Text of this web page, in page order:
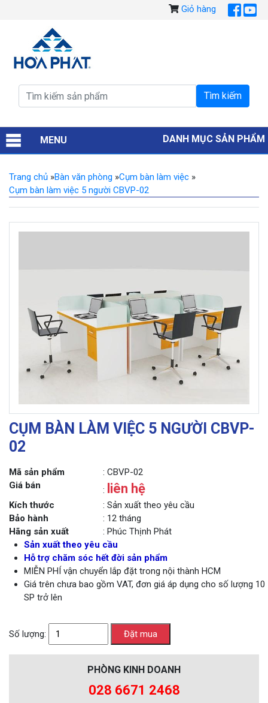
Giỏ hàng
MENU DANH MỤC SẢN PHẨM
Trang chủ »Bàn văn phòng »Cụm bàn làm việc »
Cụm bàn làm việc 5 người CBVP-02
CỤM BÀN LÀM VIỆC 5 NGƯỜI CBVP-
02
Mã sản phẩm
: CBVP-02
Giá bán
: liên hệ
Kích thước
: Sản xuất theo yêu cầu
Bảo hành
: 12 tháng
Hãng sản xuất
: Phúc Thịnh Phát
Sản xuất theo yêu cầu
Hỗ trợ chăm sóc hết đời sản phẩm
MIỄN PHÍ vận chuyển lắp đặt trong nội thành HCM
Giá trên chưa bao gồm VAT, đơn giá áp dụng cho số lượng 10
SP trở lên
Số lượng:
PHÒNG KINH DOANH
028 6671 2468